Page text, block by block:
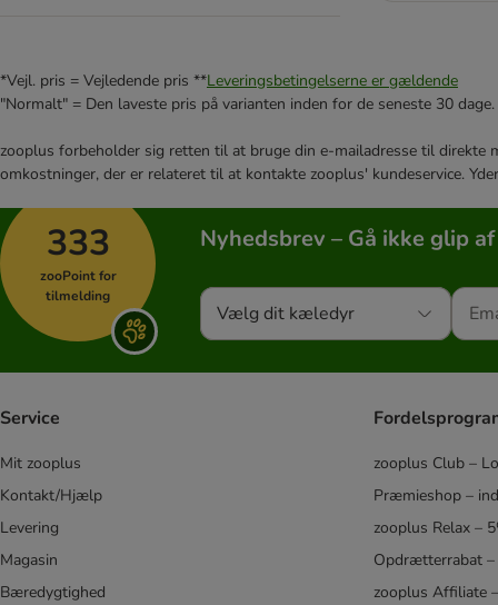
*Vejl. pris = Vejledende pris **Leveringsbetingelserne er gældende
"Normalt" = Den laveste pris på varianten inden for de seneste 30 dage.
zooplus forbeholder sig retten til at bruge din e-mailadresse til direkte
omkostninger, der er relateret til at kontakte zooplus' kundeservice.
333
zooPoint for
tilmelding
Nyhedsbrev – Gå ikke glip
Vælg dit kæledyr
Service
Mit zooplus
Kontakt/Hjælp
Levering
Magasin
Bæredygtighed
zooplus Club –
Præmieshop –
zooplus Relax –
Opdrætterrabat
zooplus Affiliate